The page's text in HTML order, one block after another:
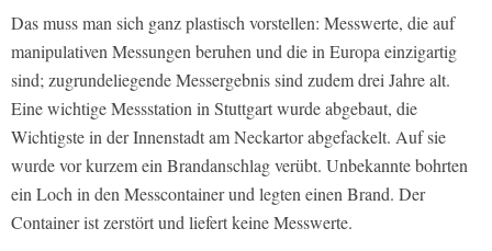
Das muss man sich ganz plastisch vorstellen: Messwerte, die auf
manipulativen Messungen beruhen und die in Europa einzigartig
sind; zugrundeliegende Messergebnis sind zudem drei Jahre alt.
Eine wichtige Messstation in Stuttgart wurde abgebaut, die
Wichtigste in der Innenstadt am Neckartor abgefackelt. Auf sie
wurde vor kurzem ein Brandanschlag verübt. Unbekannte bohrten
ein Loch in den Messcontainer und legten einen Brand. Der
Container ist zerstört und liefert keine Messwerte.